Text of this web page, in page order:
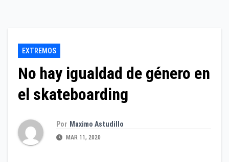
EXTREMOS
No hay igualdad de género en
el skateboarding
Por Maximo Astudillo
MAR 11, 2020